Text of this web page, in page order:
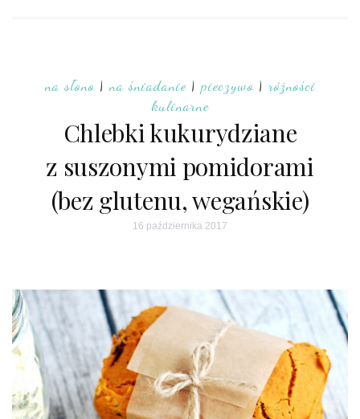
na słono| na śniadanie| pieczywo| różności
kulinarne
Chlebki kukurydziane
z suszonymi pomidorami
(bez glutenu, wegańskie)
16 października 2017